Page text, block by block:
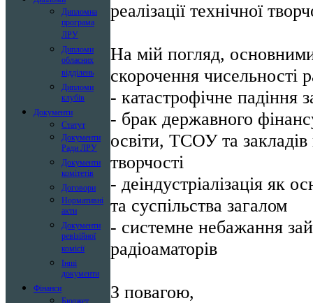
Дипломна
програма
ЛРУ
Дипломи
обласних
відділень
Дипломи
клубів
Документи
Статут
Документи
Ради ЛРУ
Документи
комітетів
Договори
Нормативні
акти
Документи
ревізійної
комісії
Інші
документи
Фінанси
Бюджет
реалізації технічної
На мій погляд,
скорочення чисельності
- катастрофічне падіння
- брак державного
освіти, ТСОУ та
творчості
- деіндустріалізація як
та суспільства загалом
- системне небажання
радіоаматорів
З повагою,